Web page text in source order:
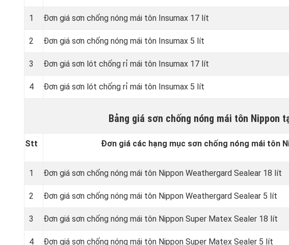
1 Đơn giá sơn chống nóng mái tôn Insumax 17 lít
2 Đơn giá sơn chống nóng mái tôn Insumax 5 lít
3 Đơn giá sơn lót chống rỉ mái tôn Insumax 17 lít
4 Đơn giá sơn lót chống rỉ mái tôn Insumax 5 lít
Bảng giá sơn chống nóng mái tôn Nippon
Stt Đơn giá các hạng mục sơn chống nóng mái tôn
1 Đơn giá sơn chống nóng mái tôn Nippon Weathergard Sealear 18 lít
2 Đơn giá sơn chống nóng mái tôn Nippon Weathergard Sealear 5 lít
3 Đơn giá sơn chống nóng mái tôn Nippon Super Matex Sealer 18 lít
4 Đơn giá sơn chống nóng mái tôn Nippon Super Matex Sealer 5 lít